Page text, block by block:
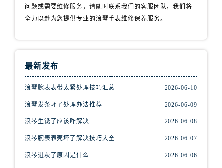
问题或需要维修服务，请随时联系我们的客服团队，我们将
全力以赴为您提供专业的浪琴手表维修保养服务。
最新发布
浪琴腕表表带太紧处理技巧汇总 2026-06-10
浪琴发条坏了处理办法推荐 2026-06-09
浪琴生锈了应该咋解决 2026-06-08
浪琴腕表表壳坏了解决技巧大全 2026-06-07
浪琴进灰了原因是什么 2026-06-06